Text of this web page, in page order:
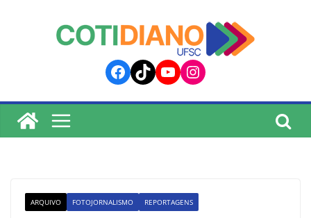
Facebook
TikTokYouTube
Instagram
ARQUIVO FOTOJORNALISMO REPORTAGENS